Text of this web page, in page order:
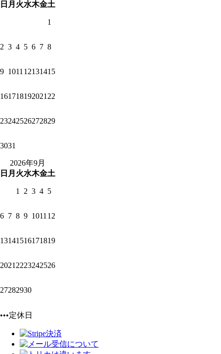
日 月 火水木金土
1
2 3 4 5 6 7 8
9 1011 12131415
161718192021 22
23242526272829
3031
2026年9月
日 月 火水木金土
1 2 3 4 5
6 7 8 9 1011 12
13141516171819
2021 2223242526
27282930
•••定休日